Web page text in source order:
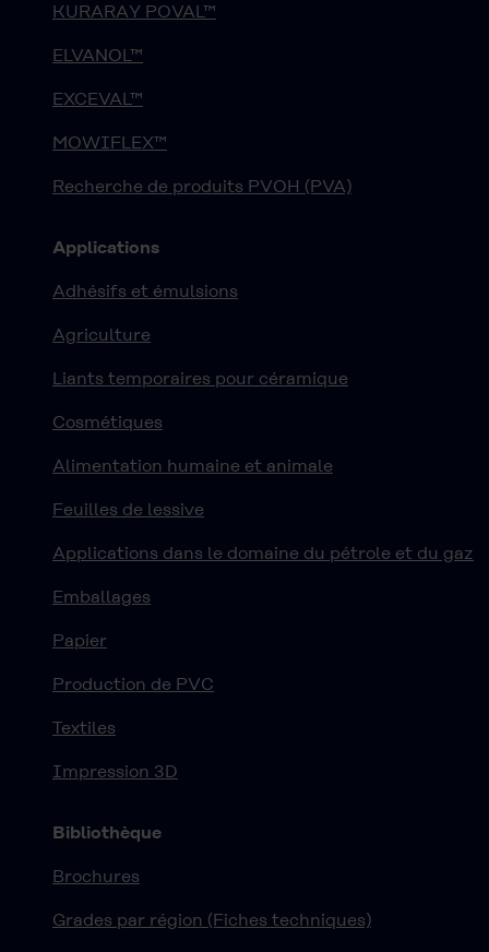
KURARAY POVAL™
ELVANOL™
EXCEVAL™
MOWIFLEX™
Recherche de produits PVOH (PVA)
Applications
Adhésifs et émulsions
Agriculture
Liants temporaires pour céramique
Cosmétiques
Alimentation humaine et animale
Feuilles de lessive
Applications dans le domaine du pétrole et du gaz
Emballages
Papier
Production de PVC
Textiles
Impression 3D
Bibliothèque
Brochures
Grades par région (Fiches techniques)